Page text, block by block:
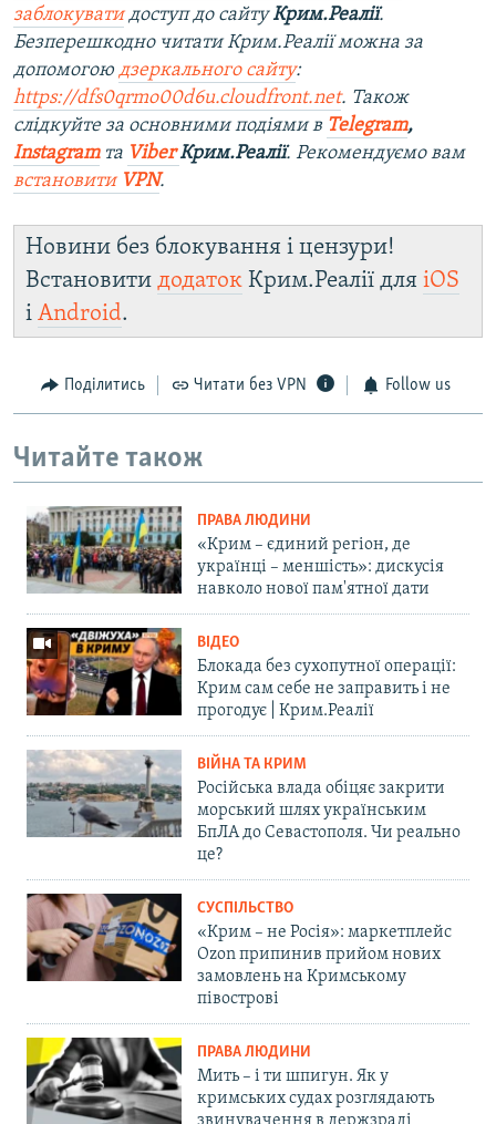
заблокуватидоступ до сайтуКрим.Реалії.
Безперешкодно читати Крим.Реалії можна за
допомогою дзеркального сайту:
https://dfs0qrmo00d6u.cloudfront.net. Також
слідкуйте за основними подіями в Telegram,
Instagramта ViberКрим.Реалії. Рекомендуємо вам
встановити VPN.
Новини без блокування і цензури!
Встановити додаток Крим.Реалії для iOS
і Android.
Поділитись Читати без VPN Follow us
Читайте також
ПРАВА ЛЮДИНИ
«Крим – єдиний регіон, де
українці – меншість»: дискусія
навколо нової пам'ятної дати
ВІДЕО
Блокада без сухопутної операції:
Крим сам себе не заправить і не
прогодує | Крим.Реалії
ВІЙНА ТА КРИМ
Російська влада обіцяє закрити
морський шлях українським
БпЛА до Севастополя. Чи реально
це?
СУСПІЛЬСТВО
«Крим – не Росія»: маркетплейс
Ozon припинив прийом нових
замовлень на Кримському
півострові
ПРАВА ЛЮДИНИ
Мить – і ти шпигун. Як у
кримських судах розглядають